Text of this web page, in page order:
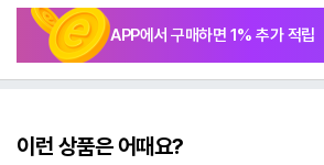
APP에서 구매하면 1% 추가 적립
이런 상품은 어때요?